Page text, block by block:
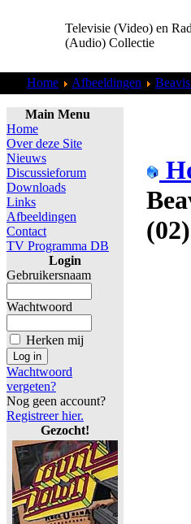
Televisie (Video) en
(Audio) Collectie
Home Afbeeldingen
Main Menu
Home
Over deze Site
Nieuws
Discussieforum
Downloads
Links
Afbeeldingen
Contact
TV Programma DB
Login
Gebruikersnaam
Wachtwoord
Herken mij
Wachtwoord
vergeten?
Nog geen account?
Registreer hier.
Gezocht!